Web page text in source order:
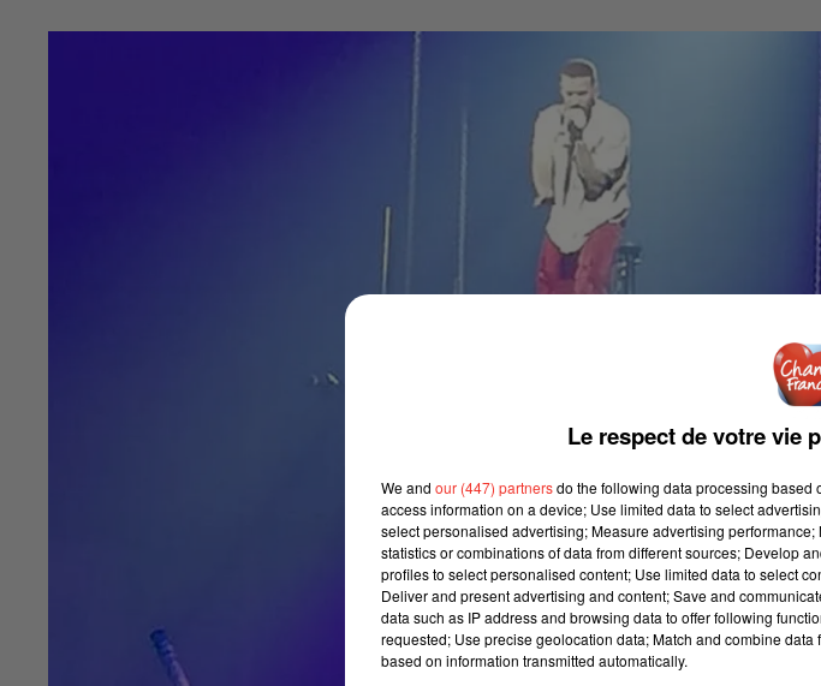
Le respect de votre vie
We and our (447) partnersdo the following data processing based
access information on a device; Use limited data to select
select personalised advertising; Measure advertising
statistics or combinations of data from different sources; Develop
profiles to select personalised content; Use limited data to select
Deliver and present advertising and content; Save and
data such as IP address and browsing data to offer following
requested; Use precise geolocation data; Match and combine
based on information transmitted automatically.